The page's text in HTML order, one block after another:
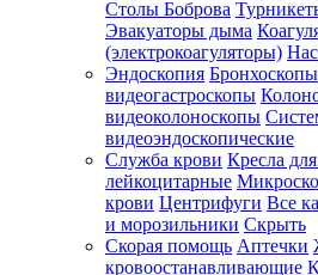
Столы Боброва
Эвакуаторы дыма
(электрокоагуляторы)
Эндоскопия Бронхоскопы
видеогастроскопы
видеоколоноскопы
видеоэндоскопические
Служба крови Кресла
лейкоцитарные
крови Центрифуги Все
и морозильники Скрыть
Скорая помощь Аптечки
кровоостанавливающие